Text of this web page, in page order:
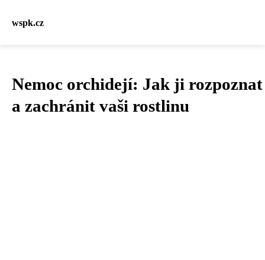
wspk.cz
Nemoc orchidejí: Jak ji rozpoznat
a zachránit vaši rostlinu